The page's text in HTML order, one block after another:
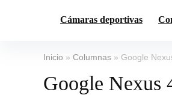
Cámaras deportivas
Inicio » Columnas » Google
Google Nexus